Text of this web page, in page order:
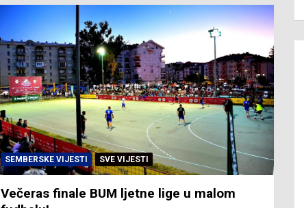
SEMBERSKE VIJESTI SVE VIJESTI
Večeras finale BUM ljetne lige u malom